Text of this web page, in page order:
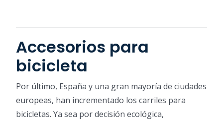
Accesorios para
bicicleta
Por último, España y una gran mayoría de ciudades
europeas, han incrementado los carriles para
bicicletas. Ya sea por decisión ecológica,